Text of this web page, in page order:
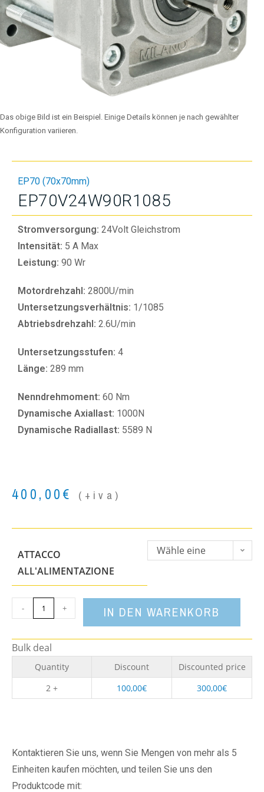
Das obige Bild ist ein Beispiel. Einige Details können je nach gewählter
Konfiguration variieren.
EP70 (70x70mm)
EP70V24W90R1085
Stromversorgung: 24Volt Gleichstrom
Intensität: 5 A Max
Leistung: 90 Wr
Motordrehzahl: 2800U/min
Untersetzungsverhältnis: 1/1085
Abtriebsdrehzahl: 2.6U/min
Untersetzungsstufen: 4
Länge: 289 mm
Nenndrehmoment: 60 Nm
Dynamische Axiallast: 1000N
Dynamische Radiallast: 5589 N
400,00€ (+iva)
ATTACCO
ALL'ALIMENTAZIONE
Wähle eine
- + IN DEN WARENKORB
Bulk deal
Quantity Discount
Discounted price
2 +
100,00€ 300,00€
Kontaktieren Sie uns, wenn Sie Mengen von mehr als 5
Einheiten kaufen möchten, und teilen Sie uns den
Produktcode mit: